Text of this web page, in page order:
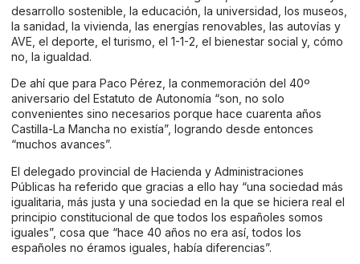
desarrollo sostenible, la educación, la universidad, los museos,
la sanidad, la vivienda, las energías renovables, las autovías y
AVE, el deporte, el turismo, el 1-1-2, el bienestar social y, cómo
no, la igualdad.
De ahí que para Paco Pérez, la conmemoración del 40º
aniversario del Estatuto de Autonomía “son, no solo
convenientes sino necesarios porque hace cuarenta años
Castilla-La Mancha no existía”, logrando desde entonces
“muchos avances”.
El delegado provincial de Hacienda y Administraciones
Públicas ha referido que gracias a ello hay “una sociedad más
igualitaria, más justa y una sociedad en la que se hiciera real el
principio constitucional de que todos los españoles somos
iguales”, cosa que “hace 40 años no era así, todos los
españoles no éramos iguales, había diferencias”.